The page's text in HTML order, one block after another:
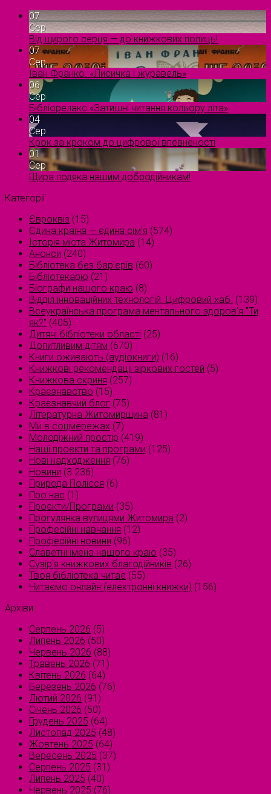
07
Сер
Від щирого серця — до книжкових полиць!
07
Сер
Іван Франко. «Лисичка і журавель»
06
Сер
Бібліорелакс «Затишні читання кольору літа»
04
Сер
Крок за кроком до цифрової впевненості
01
Сер
Щира подяка нашим добродійникам!
Категорії
Євроквіз (15)
Єдина країна — єдина сім’я (574)
Історія міста Житомира (14)
Анонси (240)
Бібліотека без бар'єрів (60)
Бібліотекарю (21)
Біографи нашого краю (8)
Відділ інноваційних технологій. Цифровий хаб. (139)
Всеукраїнська програма ментального здоров'я "Ти
як?" (405)
Дитячі бібліотеки області (25)
Допитливим дітям (670)
Книги оживають (аудіокниги) (16)
Книжкові рекомендації зіркових гостей (5)
Книжкова скриня (257)
Краєзнавство (15)
Краєзнавчий блог (75)
Літературна Житомирщина (81)
Ми в соцмережах (7)
Молодіжний простір (419)
Наші проєкти та програми (125)
Нові надходження (76)
Новини (3 236)
Природа Полісся (6)
Про нас (1)
Проєкти/Програми (35)
Прогулянка вулицями Житомира (2)
Професійні навчання (12)
Професійні новини (96)
Славетні імена нашого краю (35)
Сузірʼя книжкових благодійників (26)
Твоя бібліотека читає (55)
Читаємо онлайн (електронні книжки) (156)
Архіви
Серпень 2026 (5)
Липень 2026 (50)
Червень 2026 (88)
Травень 2026 (71)
Квітень 2026 (64)
Березень 2026 (76)
Лютий 2026 (91)
Січень 2026 (50)
Грудень 2025 (64)
Листопад 2025 (48)
Жовтень 2025 (64)
Вересень 2025 (37)
Серпень 2025 (31)
Липень 2025 (40)
Червень 2025 (76)